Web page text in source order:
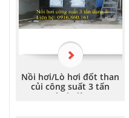
Nồi hơi/Lò hơi đốt than
củi công suất 3 tấn
hơi/giờ